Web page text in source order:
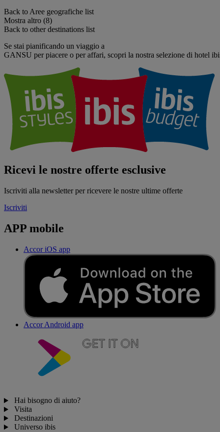
Back to Aree geografiche list
Mostra altro (8)
Back to other destinations list
Se stai pianificando un viaggio a
GANSU per piacere o per affari, scopri la nostra selezione di hotel
Ricevi le nostre offerte esclusive
Iscriviti alla newsletter per ricevere le nostre ultime offerte
Iscriviti
APP mobile
Accor iOS app
Accor Android app
Hai bisogno di aiuto?
Visita
Destinazioni
Universo ibis